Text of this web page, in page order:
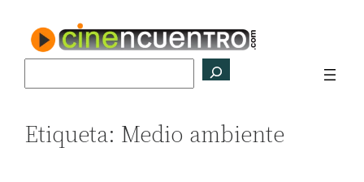
contenido
Etiqueta: Medio ambiente